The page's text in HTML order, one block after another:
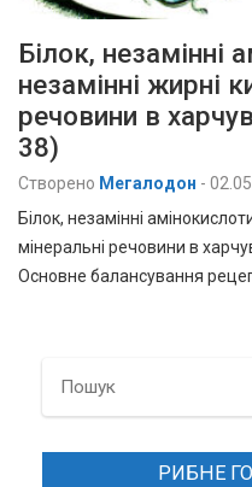
Білок, незамінні
незамінні жирні
речовини в
38)
Створено Мегалодон -
Білок, незамінні
мінеральні речовини в
Основне балансування
РИБНЕ